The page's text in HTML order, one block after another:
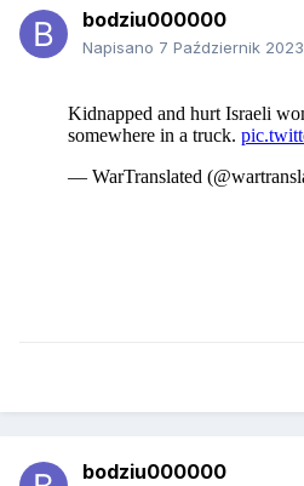
bodziu000000
Napisano 7 Październik 2023
bodziu000000